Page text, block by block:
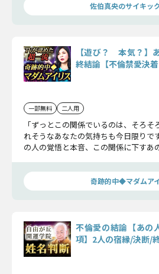
佐伯真央のサイキッ
【遊び？ 本気？】
終結論【不倫禁愛決着
一部無料 二人用
「ずっとこの関係でいるのは、そろ
れそうなあなたの気持ちも今日限りで
の人の覚悟と本音、この関係に下すあ
ましょう。
奇跡的中◆マダムア
不倫愛の結論【あ
項】2人の宿縁/決断/